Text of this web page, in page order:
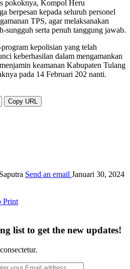
pokoknya, Kompol Heru
berpesan kepada seluruh personel
TPS, agar melaksanakan
sungguh serta penuh tanggung jawab.
kepolisian yang telah
keberhasilan dalam mengamankan
keamanan Kabupaten Tulang
pada 14 Februari 202 nanti.
Copy URL
Send an email Januari 30, 2024
Print
list to get the new updates!